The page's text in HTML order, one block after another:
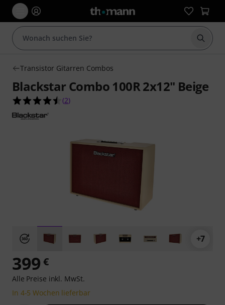
Suche
Transistor Gitarren Combos
Blackstar Combo 100R 2x12" Beige
4.5 von 5 Sternen aus 2 Kundenbewertungen
(2)
+7
399 €
Alle Preise inkl. MwSt.
In 4-5 Wochen lieferbar